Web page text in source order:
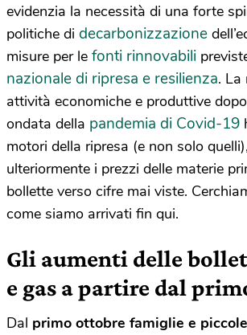
evidenzia la necessità di una forte
politiche di decarbonizzazione
misure per le fonti rinnovabili
nazionale di ripresa e resilienza. La
attività economiche e produttive
ondata della pandemia di Covid-19
motori della ripresa (e non solo
ulteriormente i prezzi delle materie
bollette verso cifre mai viste.
come siamo arrivati fin qui.
Gli aumenti delle
e gas a partire dal
Dal primo ottobre famiglie e